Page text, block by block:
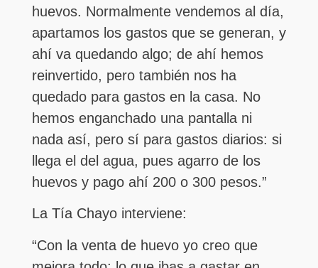
huevos. Normalmente vendemos al día,
apartamos los gastos que se generan, y
ahí va quedando algo; de ahí hemos
reinvertido, pero también nos ha
quedado para gastos en la casa. No
hemos enganchado una pantalla ni
nada así, pero sí para gastos diarios: si
llega el del agua, pues agarro de los
huevos y pago ahí 200 o 300 pesos.”
La Tía Chayo interviene:
“Con la venta de huevo yo creo que